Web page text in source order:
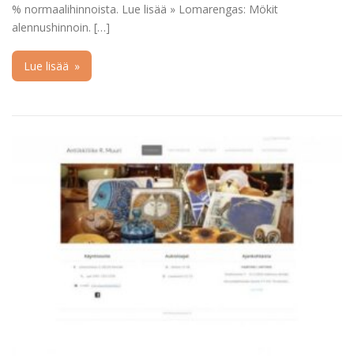
% normaalihinnoista. Lue lisää » Lomarengas: Mökit
alennushinnoin. […]
Lue lisää »